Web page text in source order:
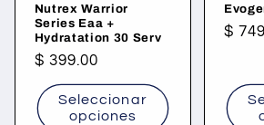
Nutrex Warrior
Series Eaa +
Hydratation 30 Serv
Precio
habitual
$ 399.00
Seleccionar
opciones
$